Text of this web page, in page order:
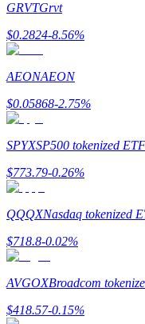
شركاء Bitrue
الإحالة
على مكافآت نقدية
Deposit CASHCAT & Win
GRVTGrvt
$0.2824-8.56%
AEONAEON
$0.05868-2.75%
SPYXSP500 tokenized
$773.79-0.26%
QQQXNasdaq tokenized
$718.8-0.02%
AVGOXBroadcom
$418.57-0.15%